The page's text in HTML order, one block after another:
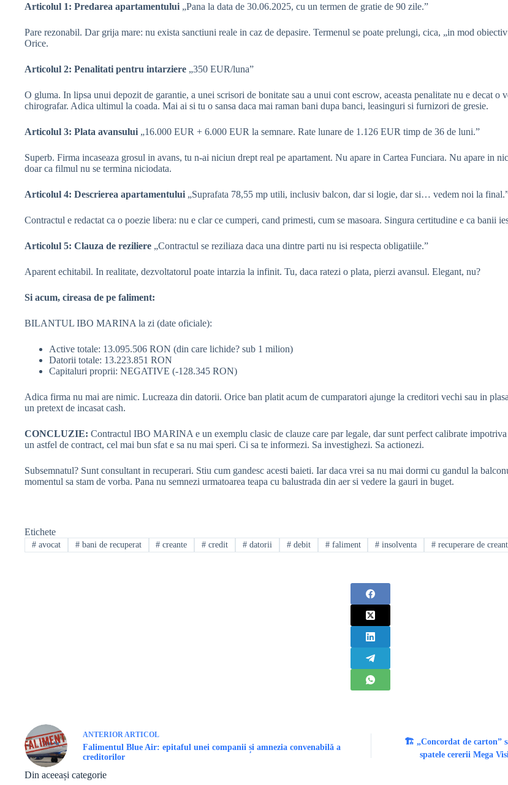
Articolul 1: Predarea apartamentului „Pana la data de 30.06.2025, cu un termen de gratie de 90 zile.”
Pare rezonabil. Dar grija mare: nu exista sanctiuni reale in caz de depasire. Termenul se poate prelungi, cica, „in mod
Orice.
Articolul 2: Penalitati pentru intarziere „350 EUR/luna”
O gluma. In lipsa unui depozit de garantie, a unei scrisori de bonitate sau a unui cont escrow, aceasta penalitate nu e decat
chirografar. Adica ultimul la coada. Mai ai si tu o sansa daca mai raman bani dupa banci, leasinguri si furnizori de gresie.
Articolul 3: Plata avansului „16.000 EUR + 6.000 EUR la semnare. Rate lunare de 1.126 EUR timp de 36 de luni.”
Superb. Firma incaseaza grosul in avans, tu n-ai niciun drept real pe apartament. Nu apare in Cartea Funciara. Nu apare in
doar ca filmul nu se termina niciodata.
Articolul 4: Descrierea apartamentului „Suprafata 78,55 mp utili, inclusiv balcon, dar si logie, dar si… vedem noi la
Contractul e redactat ca o poezie libera: nu e clar ce cumperi, cand primesti, cum se masoara. Singura certitudine e ca banii
Articolul 5: Clauza de reziliere „Contractul se reziliaza daca una dintre parti nu isi respecta obligatiile.”
Aparent echitabil. In realitate, dezvoltatorul poate intarzia la infinit. Tu, daca ratezi o plata, pierzi avansul. Elegant, nu?
Si acum, cireasa de pe faliment:
BILANTUL IBO MARINA la zi (date oficiale):
Active totale: 13.095.506 RON (din care lichide? sub 1 milion)
Datorii totale: 13.223.851 RON
Capitaluri proprii: NEGATIVE (-128.345 RON)
Adica firma nu mai are nimic. Lucreaza din datorii. Orice ban platit acum de cumparatori ajunge la creditori vechi sau in
un pretext de incasat cash.
CONCLUZIE: Contractul IBO MARINA e un exemplu clasic de clauze care par legale, dar sunt perfect calibrate
un astfel de contract, cel mai bun sfat e sa nu mai speri. Ci sa te informezi. Sa investighezi. Sa actionezi.
Subsemnatul? Sunt consultant in recuperari. Stiu cum gandesc acesti baieti. Iar daca vrei sa nu mai dormi cu gandul la
momentul sa stam de vorba. Pana nu semnezi urmatoarea teapa cu balustrada din aer si vedere la gauri in buget.
Etichete
#avocat #bani de recuperat # creante # credit # datorii #debit #faliment # insolventa # recuperare de
ANTERIORARTICOL
Falimentul Blue Air: epitaful unei companii și amnezia convenabilă a
creditorilor
🏗️ „Concordat de carton”
spatele cererii Mega
Din aceeași categorie